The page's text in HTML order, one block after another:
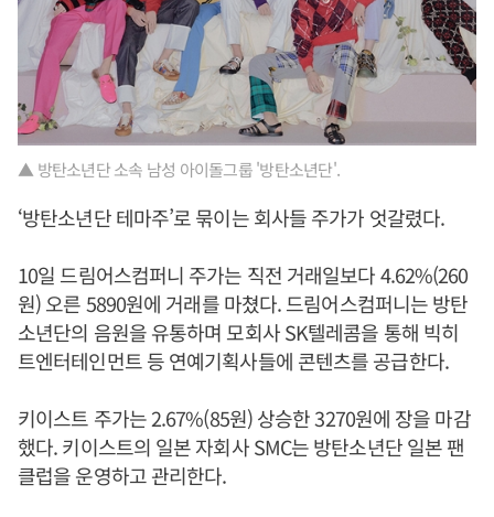
▲ 방탄소년단 소속 남성 아이돌그룹 '방탄소년단'.
‘방탄소년단 테마주’로 묶이는 회사들 주가가 엇갈렸다.
10일 드림어스컴퍼니 주가는 직전 거래일보다 4.62%(260
원) 오른 5890원에 거래를 마쳤다. 드림어스컴퍼니는 방탄
소년단의 음원을 유통하며 모회사 SK텔레콤을 통해 빅히
트엔터테인먼트 등 연예기획사들에 콘텐츠를 공급한다.
키이스트 주가는 2.67%(85원) 상승한 3270원에 장을 마감
했다. 키이스트의 일본 자회사 SMC는 방탄소년단 일본 팬
클럽을 운영하고 관리한다.